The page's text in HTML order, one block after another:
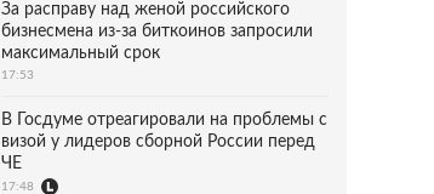
За расправу над женой российского
бизнесмена из-за биткоинов запросили
максимальный срок
17:53
В Госдуме отреагировали на проблемы с
визой у лидеров сборной России перед
ЧЕ
17:48